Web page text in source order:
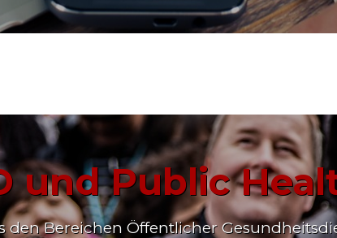
und Public
den Bereichen Öffentlicher